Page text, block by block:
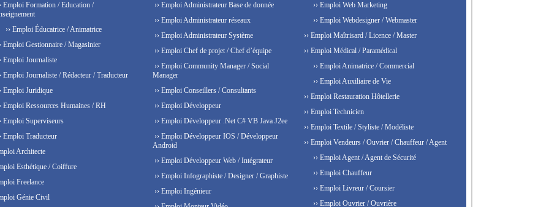
Emploi Formation / Education /
›› Emploi Éducatrice / Animatrice
Emploi Gestionnaire / Magasinier
Emploi Journaliste
Emploi Journaliste / Rédacteur / Traducteur
Emploi Juridique
Emploi Ressources Humaines / RH
Emploi Superviseurs
Emploi Traducteur
Architecte
Esthétique / Coiffure
Freelance
Génie Civil
›› Emploi Administrateur Base de donnée
›› Emploi Administrateur réseaux
›› Emploi Administrateur Système
›› Emploi Chef de projet / Chef d’équipe
›› Emploi Community Manager / Social
Manager
›› Emploi Conseillers / Consultants
›› Emploi Développeur
›› Emploi Développeur .Net C# VB Java J2ee
›› Emploi Développeur IOS / Développeur
Android
›› Emploi Développeur Web / Intégrateur
›› Emploi Infographiste / Designer / Graphiste
›› Emploi Ingénieur
›› Emploi Web Marketing
›› Emploi Webdesigner / Webmaster
›› Emploi Maîtrisard / Licence / Master
›› Emploi Médical / Paramédical
›› Emploi Animatrice / Commercial
›› Emploi Auxiliaire de Vie
›› Emploi Restauration Hôtellerie
›› Emploi Technicien
›› Emploi Textile / Styliste / Modéliste
›› Emploi Vendeurs / Ouvrier / Chauffeur / Agent
›› Emploi Agent / Agent de Sécurité
›› Emploi Chauffeur
›› Emploi Livreur / Coursier
›› Emploi Ouvrier / Ouvrière